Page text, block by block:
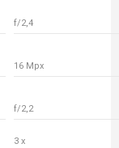
f/2,4
16 Mpx
f/2,2
3 x